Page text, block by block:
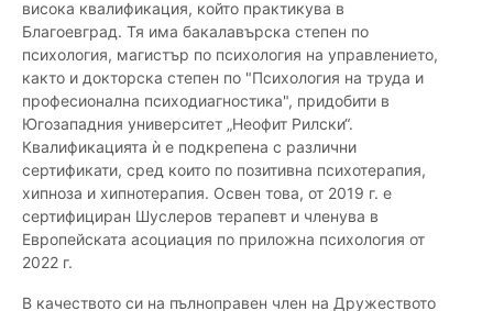
висока квалификация, който практикува в
Благоевград. Тя има бакалавърска степен по
психология, магистър по психология на управлението,
както и докторска степен по "Психология на труда и
професионална психодиагностика", придобити в
Югозападния университет „Неофит Рилски“.
Квалификацията ѝ е подкрепена с различни
сертификати, сред които по позитивна психотерапия,
хипноза и хипнотерапия. Освен това, от 2019 г. е
сертифициран Шуслеров терапевт и членува в
Европейската асоциация по приложна психология от
2022 г.
В качеството си на пълноправен член на Дружеството